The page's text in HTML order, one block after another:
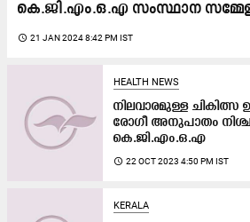
കെ.ജി.എം.ഒ.എ സംസ്ഥാന
access_time 21 JAN 2024 8:42 PM IST
HEALTH NEWS
നിലവാരമുള്ള ചികിത്സ
രോഗീ അനുപാതം
കെ.ജി.എം.ഒ.എ
access_time 22 OCT 2023 4:50 PM IST
KERALA